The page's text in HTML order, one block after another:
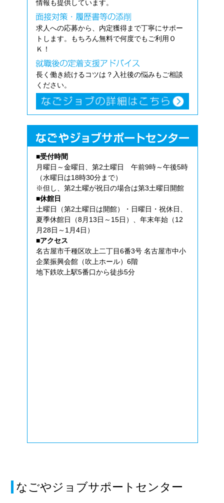
情報も提供しています。
求人への応募から、内定獲得まで丁寧にサポー
トします。もちろん無料で何度でもご利用Ｏ
Ｋ！
長く働き続けるコツは？入社後の悩みもご相談
ください。
■受付時間
月曜日～金曜日、第2土曜日 午前9時～午後5時
（水曜日は18時30分まで）
※但し、第2土曜が祝日の場合は第3土曜日開館
■休館日
土曜日（第2土曜日は開館）・日曜日・祝休日、
夏季休館日（8月13日～15日）、年末年始（12
月28日～1月4日）
■アクセス
名古屋市千種区吹上二丁目6番3号 名古屋市中小
企業振興会館（吹上ホール）6階
地下鉄吹上駅5番口から徒歩5分
なごやジョブサポートセンター